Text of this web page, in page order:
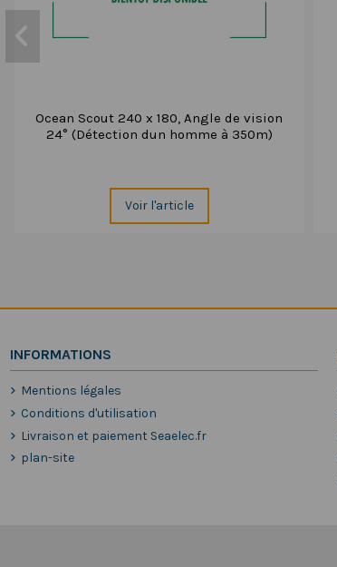
Ocean Scout 240 x 180, Angle de vision
24° (Détection dun homme à 350m)
Voir l'article
INFORMATIONS
Mentions légales
Conditions d'utilisation
Livraison et paiement Seaelec.fr
plan-site